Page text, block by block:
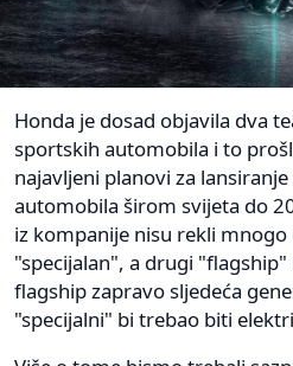
Honda je dosad objavila dva
sportskih automobila i to
najavljeni planovi za
automobila širom svijeta do
iz kompanije nisu rekli
"specijalan", a drugi
flagship zapravo sljedeća
"specijalni" bi trebao biti